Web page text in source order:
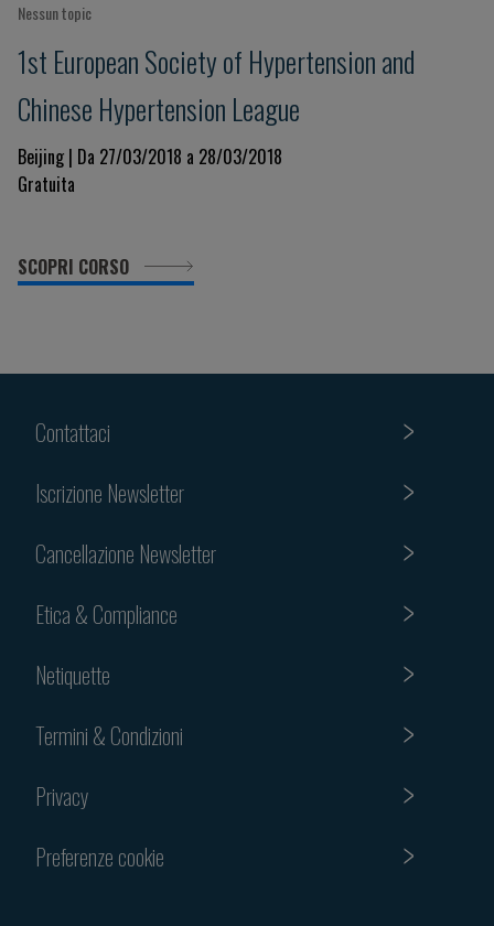
Nessun topic
1st European Society of Hypertension and
Chinese Hypertension League
Beijing | Da 27/03/2018 a 28/03/2018
Gratuita
SCOPRI CORSO
Contattaci
Iscrizione Newsletter
Cancellazione Newsletter
Etica & Compliance
Netiquette
Termini & Condizioni
Privacy
Preferenze cookie